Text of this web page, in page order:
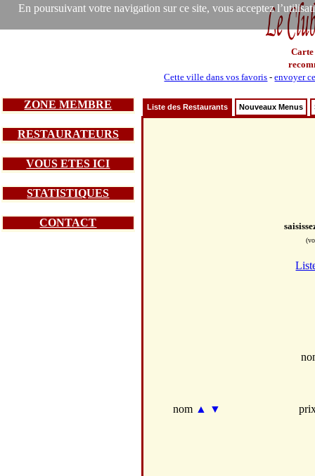
En poursuivant votre navigation sur ce site, vous acceptez
Carte
Cette ville dans vos favoris -envoyer
ZONE MEMBRE
RESTAURATEURS
VOUS ETES ICI
STATISTIQUES
CONTACT
Liste des Restaurants Nouveaux Menus
nom ▲ ▼